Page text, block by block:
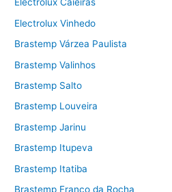
Electrolux Caieiras
Electrolux Vinhedo
Brastemp Várzea Paulista
Brastemp Valinhos
Brastemp Salto
Brastemp Louveira
Brastemp Jarinu
Brastemp Itupeva
Brastemp Itatiba
Brastemp Franco da Rocha